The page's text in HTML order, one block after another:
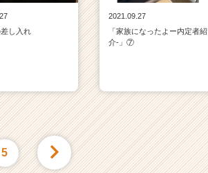
し入れ
2021.09.27
「家族になったよー内定者紹
介‐」⑦
5